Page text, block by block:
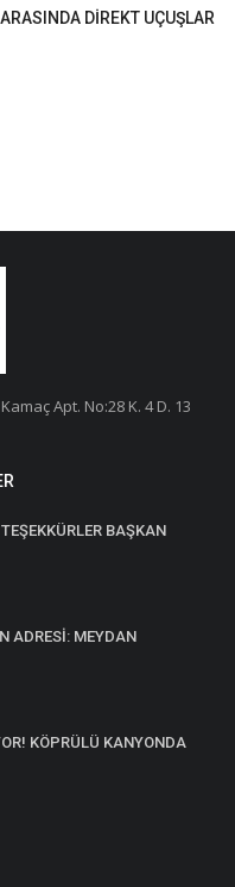
DİREKT UÇUŞLAR
Apt. No:28 K. 4 D. 13
BAŞKAN
ADRESİ: MEYDAN
KÖPRÜLÜ KANYONDA